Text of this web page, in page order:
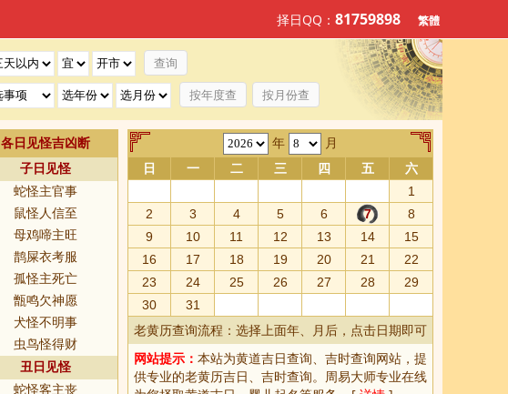
按年度查 按月份查
择日QQ： 81759898 繁體
各日见怪吉凶断
子日见怪
蛇怪主官事
鼠怪人信至
母鸡啼主旺
鹊屎衣考服
孤怪主死亡
甑鸣欠神愿
犬怪不明事
虫鸟怪得财
丑日见怪
蛇怪客主丧
年 月
日 一 二 三 四 五
六
1
2
3 4 5 6 7
8
9
10 11 12 13 14
15
16
17 18 19 20 21
22
23
24 25 26 27 28
29
30
31
老黄历查询流程：选择上面年、月后，点击日期即可
网站提示： 本站为黄道吉日查询、 吉时查询网站，提
供专业的老黄历吉日、吉时查询。周易大师专业在线